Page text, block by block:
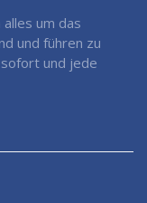
um das
und führen zu
und jede